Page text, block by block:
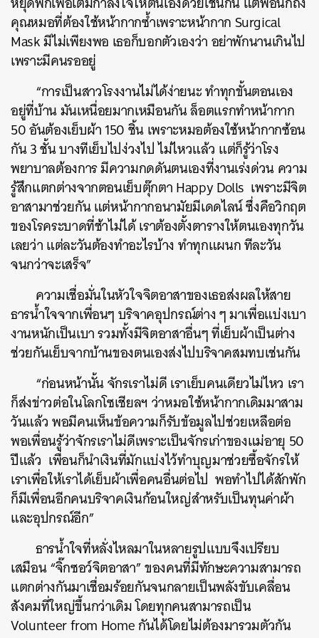
คุณหมอที่ต้องใช้หน้ากากซ้ำเพราะหน้ากากSurgical
Maskมีไม่เพียงพอ เธอก็บอกตัวเองว่าอย่าพักนานเกินไป
เพราะมีคนรออยู่
“การเป็นสาวโรงงานไม่ได้ง่ายนะทำทุกขั้นตอนเอง
อยู่ที่บ้านมันเหนื่อยมากเหมือนกันล็อตแรกทำหน้ากาก
50อันต้องเย็บผ้า150ชิ้นเพราะหมอต้องใช้หน้ากากซ้อน
กัน3ชั้นบางทีเย็บไปง่วงไปไม่ไหวแล้ว แต่ก็รู้ว่าโรง
พยาบาลต้องการมีความกดดันตนเองที่งานเร่งด่วนความ
รู้สึกแตกต่างจากตอนเย็บตุ๊กตาHappy Dolls เพราะมีจิต
อาสามาช่วยกันแต่หน้ากากอนามัยมีเดดไลน์ซึ่งคือวิกฤต
ของโรคระบาดที่ช้าไม่ได้เราต้องตั้งตารางให้ตนเองทุกวัน
เลยว่าแต่ละวันต้องทำอะไรบ้างทำทุกแผนกทีละวัน
จนกว่าจะเสร็จ”
ความเชื่อมั่นในหัวใจจิตอาสาของเธอส่งผลให้สาย
ธารน้ำใจจากเพื่อนๆบริจาคอุปกรณ์ต่างๆมาเพื่อแบ่งเบา
งานหนักเป็นเบารวมทั้งมีจิตอาสาอื่นๆที่เย็บผ้าเป็นต่าง
ช่วยกันเย็บจากบ้านของตนเองส่งไปบริจาคสมทบเช่นกัน
“ก่อนหน้านั้นจักรเราไม่ดีเราเย็บคนเดียวไม่ไหว เรา
ก็ส่งข่าวต่อในโลกโซเชียลฯ ว่าหมอใช้หน้ากากเดิมมาสาม
วันแล้วพอมีคนเห็นข้อความก็รับข้อมูลไปช่วยเหลือต่อ
พอเพื่อนรู้ว่าจักรเราไม่ดีเพราะเป็นจักรเก่าของแม่อายุ 50
ปีแล้ว เพื่อนก็นำเงินที่มักแบ่งไว้ทำบุญมาช่วยซื้อจักรให้
เราเพื่อให้เราได้เย็บผ้าเพื่อคนอื่นต่อไป พอทำไปได้สักพัก
ก็มีเพื่อนอีกคนบริจาคเงินก้อนใหญ่สำหรับเป็นทุนค่าผ้า
และอุปกรณ์อีก”
ธารน้ำใจที่หลั่งไหลมาในหลายรูปแบบจึงเปรียบ
เสมือน“จิ๊กซอว์จิตอาสา”ของคนที่มีทักษะความสามารถ
แตกต่างกันมาเชื่อมร้อยกันจนกลายเป็นพลังขับเคลื่อน
สังคมที่ใหญ่ขึ้นกว่าเดิมโดยทุกคนสามารถเป็น
Volunteer from Homeกันได้โดยไม่ต้องมารวมตัวกัน
ค้นหา
SHARE TWEET LINE EMAIL